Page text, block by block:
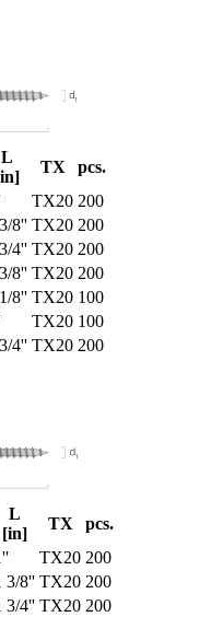
L
TX
pcs.
TX20 200
8'' TX20 200
4'' TX20 200
8'' TX20 200
8'' TX20 100
TX20 100
4'' TX20 200
L
[in]
TX
pcs.
TX20 200
3/8'' TX20 200
3/4'' TX20 200